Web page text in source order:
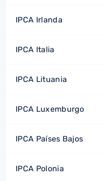
IPCA Irlanda
IPCA Italia
IPCA Lituania
IPCA Luxemburgo
IPCA Países Bajos
IPCA Polonia